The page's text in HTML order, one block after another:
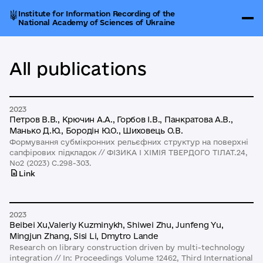
Institute for Information Recording of the
National Academy of Sciences of Ukraine
All publications
2023
Петров В.В., Крючин А.А., Горбов І.В., Панкратова А.В.,
Манько Д.Ю., Бородін Ю.О., Шиховець О.В.
Формування субмікронних рельєфних структур на поверхні
сапфірових підкладок // ФІЗИКА І ХІМІЯ ТВЕРДОГО ТІЛАТ.24,
No2 (2023) С.298-303.
Link
2023
Beibei Xu,Valeriy Kuzminykh, Shiwei Zhu, Junfeng Yu,
Mingjun Zhang, Sisi Li, Dmytro Lande
Research on library construction driven by multi-technology
integration // In: Proceedings Volume 12462, Third International